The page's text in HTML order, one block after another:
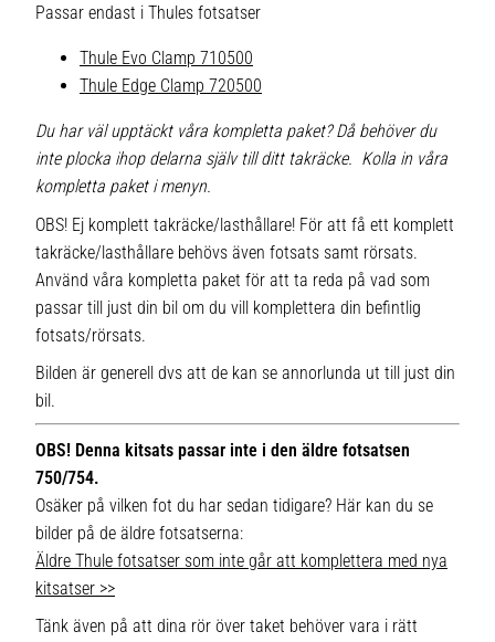
Passar endast i Thules fotsatser
Thule Evo Clamp 710500
Thule Edge Clamp 720500
Du har väl upptäckt våra kompletta paket? Då behöver du
inte plocka ihop delarna själv till ditt takräcke. Kolla in våra
kompletta paket i menyn.
OBS! Ej komplett takräcke/lasthållare! För att få ett komplett
takräcke/lasthållare behövs även fotsats samt rörsats.
Använd våra kompletta paket för att ta reda på vad som
passar till just din bil om du vill komplettera din befintlig
fotsats/rörsats.
Bilden är generell dvs att de kan se annorlunda ut till just din
bil.
OBS! Denna kitsats passar inte i den äldre fotsatsen
750/754.
Osäker på vilken fot du har sedan tidigare? Här kan du se
bilder på de äldre fotsatserna:
Äldre Thule fotsatser som inte går att komplettera med nya
kitsatser >>
Tänk även på att dina rör över taket behöver vara i rätt